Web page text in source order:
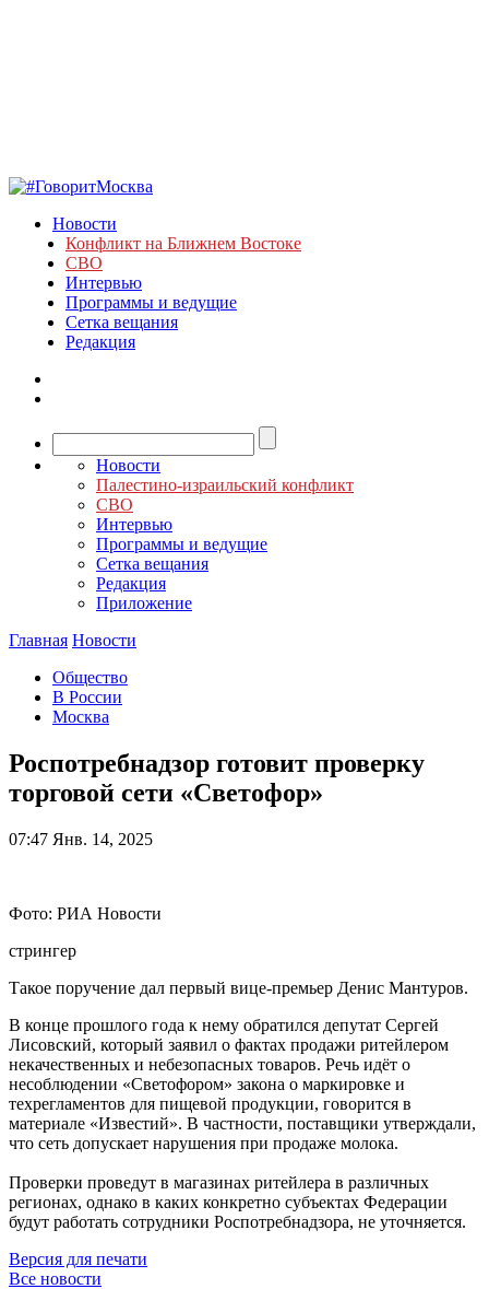
Новости
Конфликт на Ближнем Востоке
СВО
Интервью
Программы и ведущие
Сетка вещания
Редакция
Новости
Палестино-израильский конфликт
СВО
Интервью
Программы и ведущие
Сетка вещания
Редакция
Приложение
Главная Новости
Общество
В России
Москва
Роспотребнадзор готовит проверку
торговой сети «Светофор»
07:47 Янв. 14, 2025
Фото: РИА Новости
стрингер
Такое поручение дал первый вице-премьер Денис Мантуров.
В конце прошлого года к нему обратился депутат Сергей
Лисовский, который заявил о фактах продажи ритейлером
некачественных и небезопасных товаров. Речь идёт о
несоблюдении «Светофором» закона о маркировке и
техрегламентов для пищевой продукции, говорится в
материале «Известий». В частности, поставщики утверждали,
что сеть допускает нарушения при продаже молока.
Проверки проведут в магазинах ритейлера в различных
регионах, однако в каких конкретно субъектах Федерации
будут работать сотрудники Роспотребнадзора, не уточняется.
Версия для печати
Все новости